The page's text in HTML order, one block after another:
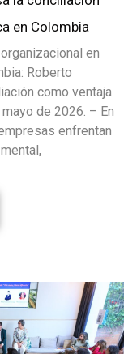
en Colombia
en
Roberto
como ventaja
de 2026. – En
enfrentan